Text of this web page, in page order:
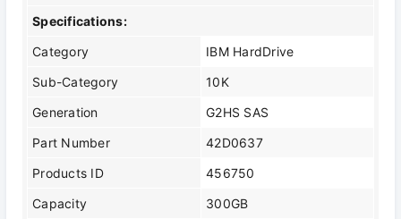
Specifications:
Category
IBM HardDrive
Sub-Category
10K
Generation
G2HS SAS
Part Number
42D0637
Products ID
456750
Capacity
300GB